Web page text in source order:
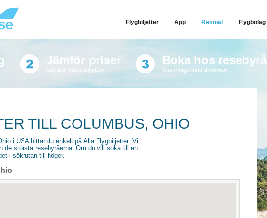
Flygbiljetter App Resmål Flygbolag
Jämför priser
välj den bästa biljetten
Boka hos resebyrå
förverkliga dina drömmar
TILL COLUMBUS, OHIO
i USA hittar du enkelt på Alla Flygbiljetter. Vi
de största resebyråerna. Om du vill söka till en
i sökrutan till höger.